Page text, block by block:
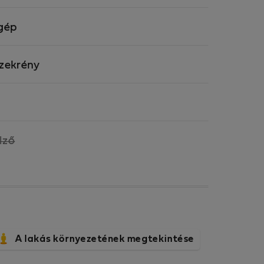
,
A lakás környezetének megtekintése